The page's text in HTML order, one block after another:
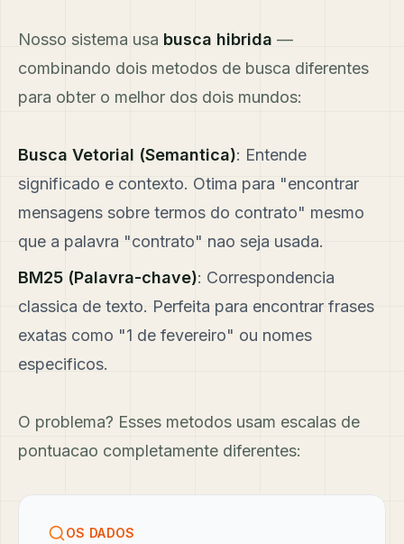
Nosso sistema usa busca hibrida —
combinando dois metodos de busca diferentes
para obter o melhor dos dois mundos:
Busca Vetorial (Semantica): Entende
significado e contexto. Otima para "encontrar
mensagens sobre termos do contrato" mesmo
que a palavra "contrato" nao seja usada.
BM25 (Palavra-chave): Correspondencia
classica de texto. Perfeita para encontrar frases
exatas como "1 de fevereiro" ou nomes
especificos.
O problema? Esses metodos usam escalas de
pontuacao completamente diferentes:
OS DADOS